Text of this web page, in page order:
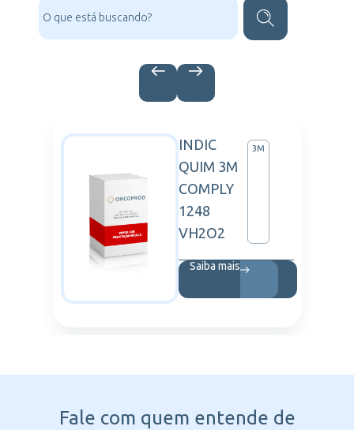
INDIC
QUIM 3M
COMPLY
1248
VH2O2
3M
Saiba mais
Fale com quem entende de